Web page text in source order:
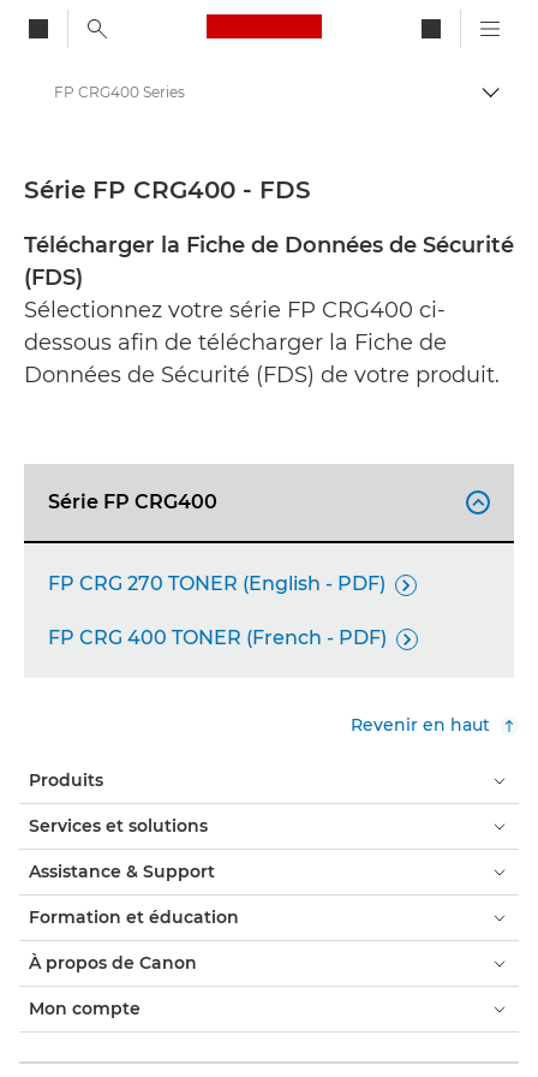
Canon Logo, back to
Fiches de données de sécurité
FP CRG400 Series
Série FP CRG400 - FDS
Télécharger la Fiche de Données de Sécurité
(FDS)
Sélectionnez votre série FP CRG400 ci-
dessous afin de télécharger la Fiche de
Données de Sécurité (FDS) de votre produit.
Série FP CRG400 
FP CRG 270 TONER (English - PDF) 
FP CRG 400 TONER (French - PDF) 
Revenir en haut
Produits
Services et solutions
Assistance & Support
Formation et éducation
À propos de Canon
Mon compte